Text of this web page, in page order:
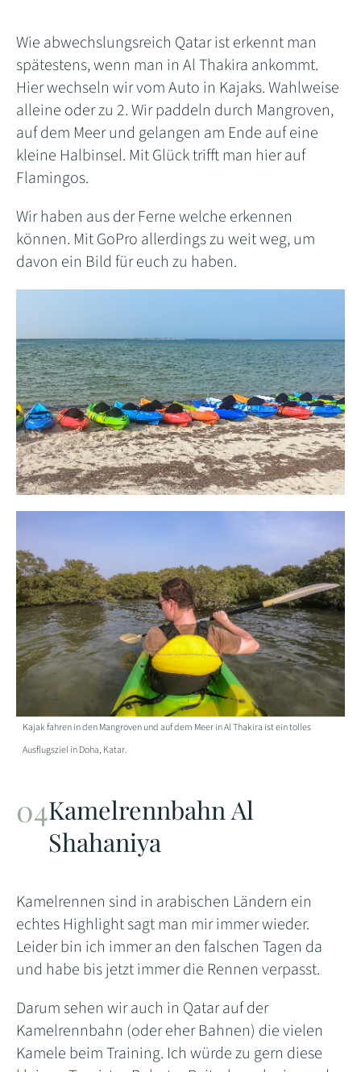
Wie abwechslungsreich Qatar ist erkennt man
spätestens, wenn man in Al Thakira ankommt.
Hier wechseln wir vom Auto in Kajaks. Wahlweise
alleine oder zu 2. Wir paddeln durch Mangroven,
auf dem Meer und gelangen am Ende auf eine
kleine Halbinsel. Mit Glück trifft man hier auf
Flamingos.
Wir haben aus der Ferne welche erkennen
können. Mit GoPro allerdings zu weit weg, um
davon ein Bild für euch zu haben.
Kajak fahren in den Mangroven und auf dem Meer in Al Thakira ist ein tolles
Ausflugsziel in Doha, Katar.
Kamelrennbahn Al
Shahaniya
Kamelrennen sind in arabischen Ländern ein
echtes Highlight sagt man mir immer wieder.
Leider bin ich immer an den falschen Tagen da
und habe bis jetzt immer die Rennen verpasst.
Darum sehen wir auch in Qatar auf der
Kamelrennbahn (oder eher Bahnen) die vielen
Kamele beim Training. Ich würde zu gern diese